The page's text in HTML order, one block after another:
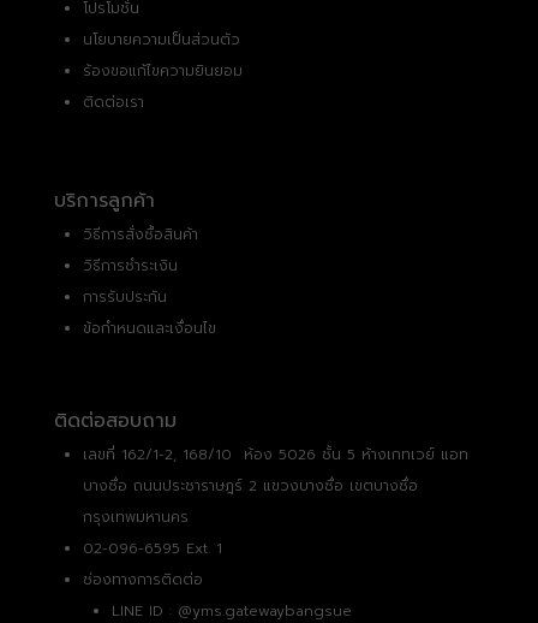
โปรโมชั่น
นโยบายความเป็นส่วนตัว
ร้องขอแก้ไขความยินยอม
ติดต่อเรา
บริการลูกค้า
วิธีการสั่งซื้อสินค้า
วิธีการชำระเงิน
การรับประกัน
ข้อกำหนดและเงื่อนไข
ติดต่อสอบถาม
เลขที่ 162/1-2, 168/10 ห้อง 5026 ชั้น 5 ห้างเกทเวย์ แอท
บางซื่อ ถนนประชาราษฎร์ 2 แขวงบางซื่อ เขตบางซื่อ
กรุงเทพมหานคร
02-096-6595 Ext. 1
ช่องทางการติดต่อ
LINE ID : @yms.gatewaybangsue